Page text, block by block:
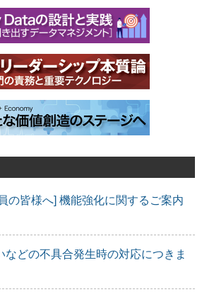
の皆様へ] 機能強化に関するご案内
などの不具合発生時の対応につきま